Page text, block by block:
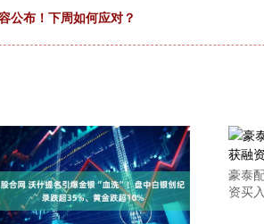
公布！下周如何应对？
豪泰
资买